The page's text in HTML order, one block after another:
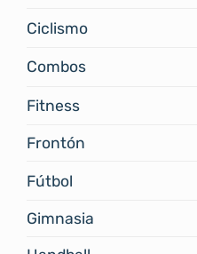
Ciclismo
Combos
Fitness
Frontón
Fútbol
Gimnasia